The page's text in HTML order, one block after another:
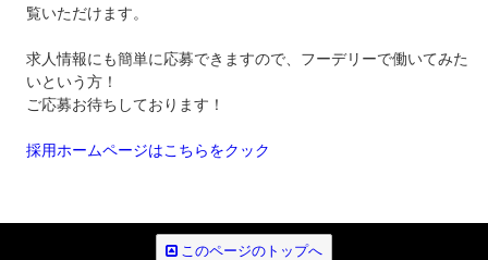
覧いただけます。
求人情報にも簡単に応募できますので、フーデリーで働いてみた
いという方！
ご応募お待ちしております！
採用ホームページはこちらをクック
このページのトップへ